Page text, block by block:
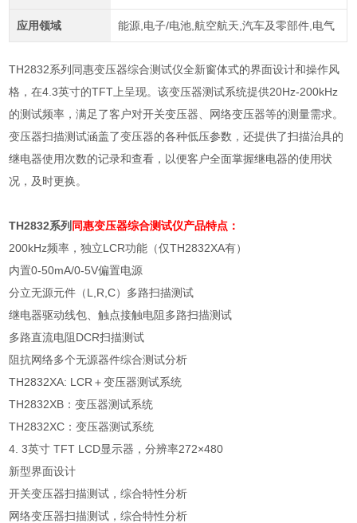
应用领域 能源,电子/电池,航空航天,汽车及零部件,电气
TH2832系列同惠变压器综合测试仪全新窗体式的界面设计和操作风
格，在4.3英寸的TFT上呈现。该变压器测试系统提供20Hz-200kHz
的测试频率，满足了客户对开关变压器、网络变压器等的测量需求。
变压器扫描测试涵盖了变压器的各种低压参数，还提供了扫描治具的
继电器使用次数的记录和查看，以便客户全面掌握继电器的使用状
况，及时更换。
TH2832系列 同惠变压器综合测试仪产品特点：
200kHz频率，独立LCR功能（仅TH2832XA有）
内置0-50mA/0-5V偏置电源
分立无源元件（L,R,C）多路扫描测试
继电器驱动线包、触点接触电阻多路扫描测试
多路直流电阻DCR扫描测试
阻抗网络多个无源器件综合测试分析
TH2832XA: LCR ＋变压器测试系统
TH2832XB ：变压器测试系统
TH2832XC ：变压器测试系统
4. 3英寸 TFT LCD显示器，分辨率272×480
新型界面设计
开关变压器扫描测试，综合特性分析
网络变压器扫描测试，综合特性分析